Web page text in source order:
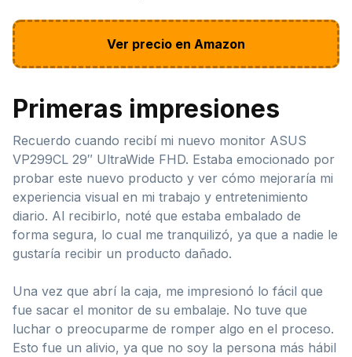
Ver precio en Amazon
Primeras impresiones
Recuerdo cuando recibí mi nuevo monitor ASUS
VP299CL 29″ UltraWide FHD. Estaba emocionado por
probar este nuevo producto y ver cómo mejoraría mi
experiencia visual en mi trabajo y entretenimiento
diario. Al recibirlo, noté que estaba embalado de
forma segura, lo cual me tranquilizó, ya que a nadie le
gustaría recibir un producto dañado.
Una vez que abrí la caja, me impresionó lo fácil que
fue sacar el monitor de su embalaje. No tuve que
luchar o preocuparme de romper algo en el proceso.
Esto fue un alivio, ya que no soy la persona más hábil